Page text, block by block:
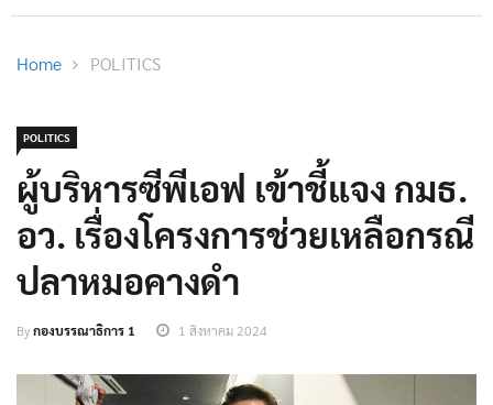
Home POLITICS
POLITICS
ผู้บริหารซีพีเอฟ เข้าชี้แจง กมธ.
อว. เรื่องโครงการช่วยเหลือกรณี
ปลาหมอคางดำ
Byกองบรรณาธิการ 1 1 สิงหาคม 2024